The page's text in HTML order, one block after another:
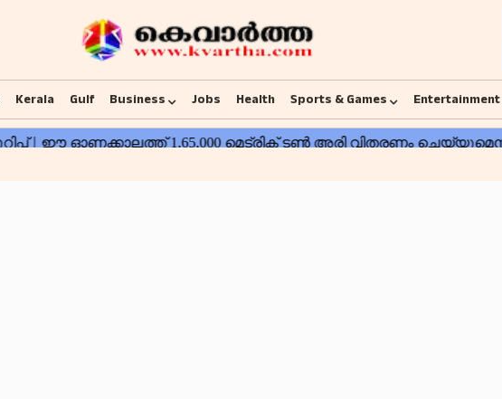
Kerala Gulf Business Jobs Health Sports & Games Entertainment